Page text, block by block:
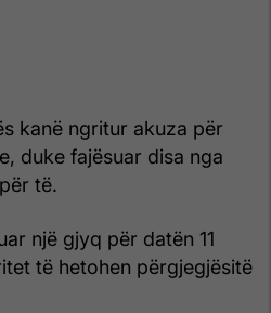
kanë ngritur akuza për
duke fajësuar disa nga
të.
një gjyq për datën 11
të hetohen përgjegjësitë